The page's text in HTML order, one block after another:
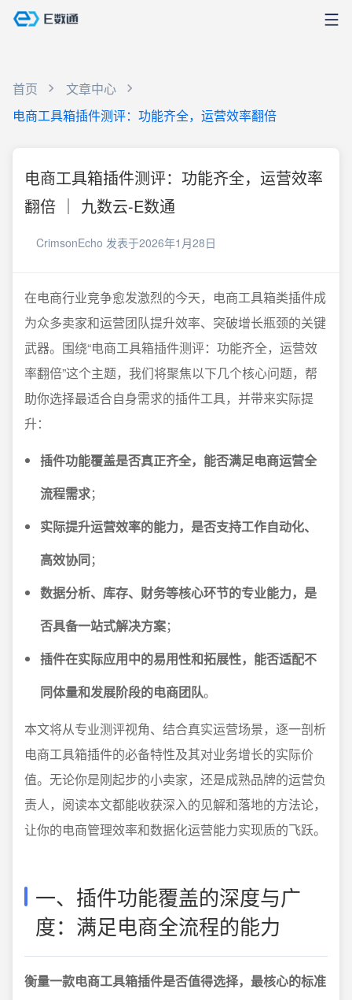
首页
文章中心
电商工具箱插件测评：功能齐全，运营效率翻倍
电商工具箱插件测评：功能齐全，运营效率
翻倍 ｜ 九数云-E数通
CrimsonEcho 发表于2026年1月28日
在电商行业竞争愈发激烈的今天，电商工具箱类插件成
为众多卖家和运营团队提升效率、突破增长瓶颈的关键
武器。围绕“电商工具箱插件测评：功能齐全，运营效
率翻倍”这个主题，我们将聚焦以下几个核心问题，帮
助你选择最适合自身需求的插件工具，并带来实际提
升：
插件功能覆盖是否真正齐全，能否满足电商运营全
流程需求；
实际提升运营效率的能力，是否支持工作自动化、
高效协同；
数据分析、库存、财务等核心环节的专业能力，是
否具备一站式解决方案；
插件在实际应用中的易用性和拓展性，能否适配不
同体量和发展阶段的电商团队。
本文将从专业测评视角、结合真实运营场景，逐一剖析
电商工具箱插件的必备特性及其对业务增长的实际价
值。无论你是刚起步的小卖家，还是成熟品牌的运营负
责人，阅读本文都能收获深入的见解和落地的方法论，
让你的电商管理效率和数据化运营能力实现质的飞跃。
一、插件功能覆盖的深度与广
度：满足电商全流程的能力
衡量一款电商工具箱插件是否值得选择，最核心的标准